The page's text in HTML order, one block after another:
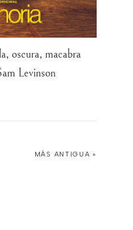
oscura, macabra
Levinson
MÁS ANTIGUA »